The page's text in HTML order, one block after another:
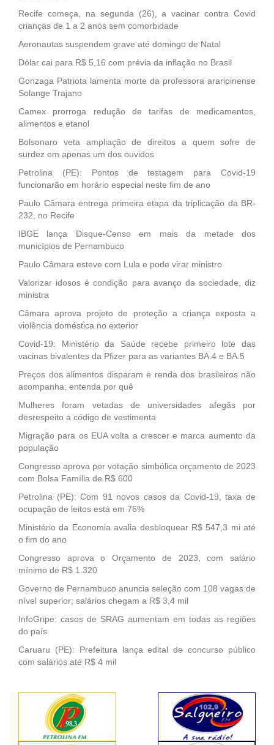
Recife começa, na segunda (26), a vacinar contra Covid
crianças de 1 a 2 anos sem comorbidade
Aeronautas suspendem grave até domingo de Natal
Dólar cai para R$ 5,16 com prévia da inflação no Brasil
Gonzaga Patriota lamenta morte da professora araripinense
Solange Trajano
Camex prorroga redução de tarifas de medicamentos,
alimentos e etanol
Bolsonaro veta ampliação de direitos a quem sofre de
surdez em apenas um dos ouvidos
Petrolina (PE): Pontos de testagem para Covid-19
funcionarão em horário especial neste fim de ano
Paulo Câmara entrega primeira etapa da triplicação da BR-
232, no Recife
IBGE lança Disque-Censo em mais da metade dos
municípios de Pernambuco
Paulo Câmara esteve com Lula e pode virar ministro
Valorizar idosos é condição para avanço da sociedade, diz
ministra
Câmara aprova projeto de proteção a criança exposta a
violência doméstica no exterior
Covid-19: Ministério da Saúde recebe primeiro lote das
vacinas bivalentes da Pfizer para as variantes BA.4 e BA.5
Preços dos alimentos disparam e renda dos brasileiros não
acompanha; entenda por quê
Mulheres foram vetadas de universidades afegãs por
desrespeito a código de vestimenta
Migração para os EUA volta a crescer e marca aumento da
população
Congresso aprova por votação simbólica orçamento de 2023
com Bolsa Família de R$ 600
Petrolina (PE): Com 91 novos casos da Covid-19, taxa de
ocupação de leitos está em 76%
Ministério da Economia avalia desbloquear R$ 547,3 mi até
o fim do ano
Congresso aprova o Orçamento de 2023, com salário
mínimo de R$ 1.320
Governo de Pernambuco anuncia seleção com 108 vagas de
nível superior; salários chegam a R$ 3,4 mil
InfoGripe: casos de SRAG aumentam em todas as regiões
do país
Caruaru (PE): Prefeitura lança edital de concurso público
com salários até R$ 4 mil